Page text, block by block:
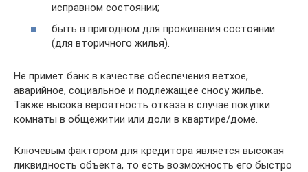
исправном состоянии;
быть в пригодном для проживания состоянии
(для вторичного жилья).
Не примет банк в качестве обеспечения ветхое,
аварийное, социальное и подлежащее сносу жилье.
Также высока вероятность отказа в случае покупки
комнаты в общежитии или доли в квартире/доме.
Ключевым фактором для кредитора является высокая
ликвидность объекта, то есть возможность его быстро